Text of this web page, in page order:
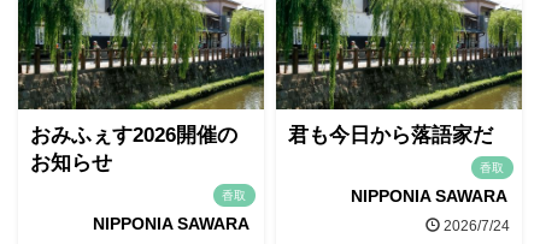
おみふぇす2026開催の
お知らせ
香取
NIPPONIA SAWARA
君も今日から落語家だ
香取
NIPPONIA SAWARA
2026/7/24